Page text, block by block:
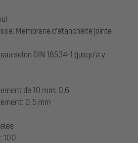
Membrane d'étanchéité jointe
selon DIN 18534-1 (jusqu’à y
de 10 mm: 0,6
0,5 mm
100